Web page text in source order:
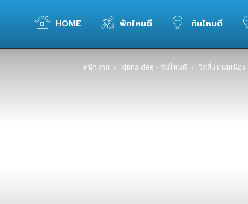
WELOVETOGO
HOME พักไหนดี กินไหนดี
หน้าแรก kinnaidee - กินไหนดี วิลลี่แหนมเนือง